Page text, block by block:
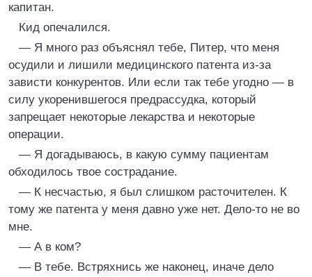
капитан.
Кид опечалился.
— Я много раз объяснял тебе, Питер, что меня
осудили и лишили медицинского патента из-за
зависти конкурентов. Или если так тебе угодно — в
силу укоренившегося предрассудка, который
запрещает некоторые лекарства и некоторые
операции.
— Я догадываюсь, в какую сумму пациентам
обходилось твое сострадание.
— К несчастью, я был слишком расточителен. К
тому же патента у меня давно уже нет. Дело-то не во
мне.
— А в ком?
— В тебе. Встряхнись же наконец, иначе дело